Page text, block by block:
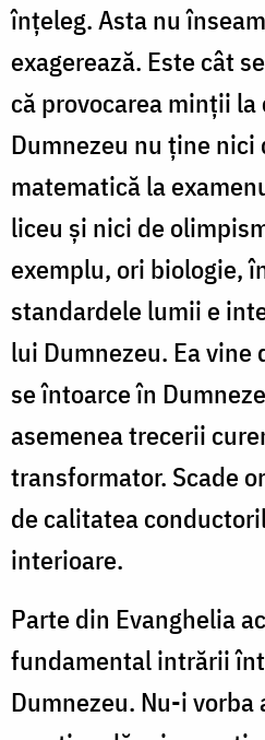
înțeleg. Asta nu
exagerează. Este cât
că provocarea minții
Dumnezeu nu ține nici
matematică la
liceu și nici de
exemplu, ori biologie,
standardele lumii e
lui Dumnezeu. Ea vine
se întoarce în
asemenea trecerii
transformator. Scade
de calitatea
interioare.
Parte din Evanghelia
fundamental intrării
Dumnezeu. Nu-i